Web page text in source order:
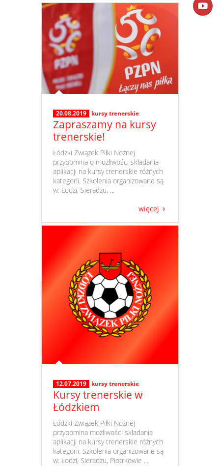
20.08.2019 kursy trenerskie
Zapraszamy na kursy
trenerskie!
​ Łódzki Związek Piłki Nożnej
przypomina o możliwości składania
aplikacji na kursy trenerskie różnych
kategorii. Szkolenia organizowane są
w: Łodzi, Sieradzu, ...
więcej
12.07.2019 kursy trenerskie
Kursy trenerskie w
Łódzkiem
​ Łódzki Związek Piłki Nożnej
przypomina możliwości składania
aplikacji na kursy trenerskie różnych
kategorii. Szkolenia organizowane są
w: Łodzi, Sieradzu, Piotrkowie ...